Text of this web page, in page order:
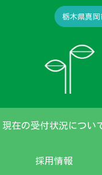
栃木県真
現在の受付状況につい
採用情報